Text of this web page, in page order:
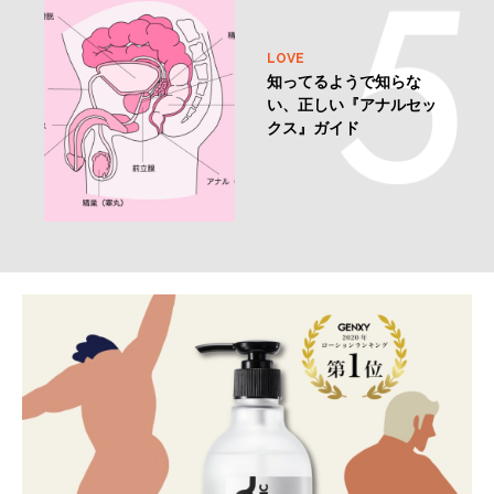
LOVE
知ってるようで知らな
い、正しい『アナルセッ
クス』ガイド